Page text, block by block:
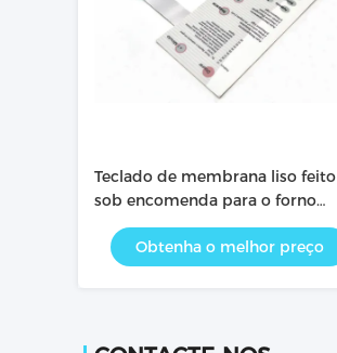
Teclado de membrana liso feito
sob encomenda para o forno
micro-ondas com proteção da
camada para dentro
Obtenha o melhor preço